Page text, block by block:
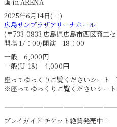
画 in ARENA
2025年6月14日(土)
広島サンプラザアリーナホール
(〒733-0833 広島県広島市西区商工
開場 17：00/開演 18：00
一般 6,000円
一般(U-18) 4,000円
座ってゆっくりご覧くださいシート
※座ってゆっくりご覧くださいシート
プレイガイド チケット絶賛発売中！